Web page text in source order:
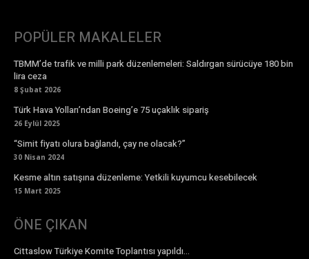
POPÜLER MAKALELER
TBMM’de trafik ve milli park düzenlemeleri: Saldırgan sürücüye 180 bin
lira ceza
8 Şubat 2026
Türk Hava Yolları’ndan Boeing’e 75 uçaklık sipariş
26 Eylül 2025
“Simit fiyatı olura bağlandı, çay ne olacak?”
30 Nisan 2024
Kesme altın satışına düzenleme: Yetkili kuyumcu kesebilecek
15 Mart 2025
ÖNE ÇIKAN
Cittaslow Türkiye Komite Toplantısı yapıldı…